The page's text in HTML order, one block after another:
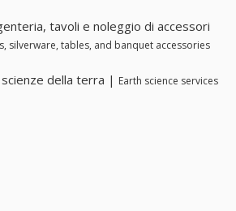
tavoli e noleggio di accessori
silverware, tables, and banquet accessories
della terra | Earth science services